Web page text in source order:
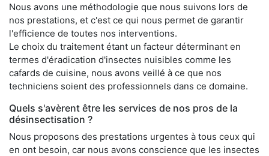
Nous avons une méthodologie que nous suivons lors de
nos prestations, et c'est ce qui nous permet de garantir
l'efficience de toutes nos interventions.
Le choix du traitement étant un facteur déterminant en
termes d'éradication d'insectes nuisibles comme les
cafards de cuisine, nous avons veillé à ce que nos
techniciens soient des professionnels dans ce domaine.
Quels s'avèrent être les services de nos pros de la
désinsectisation ?
Nous proposons des prestations urgentes à tous ceux qui
en ont besoin, car nous avons conscience que les insectes